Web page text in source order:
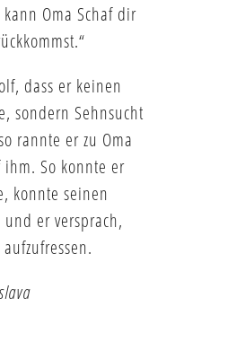
Oma Schaf dir
dass er keinen
sondern Sehnsucht
rannte er zu Oma
So konnte er
konnte seinen
er versprach,